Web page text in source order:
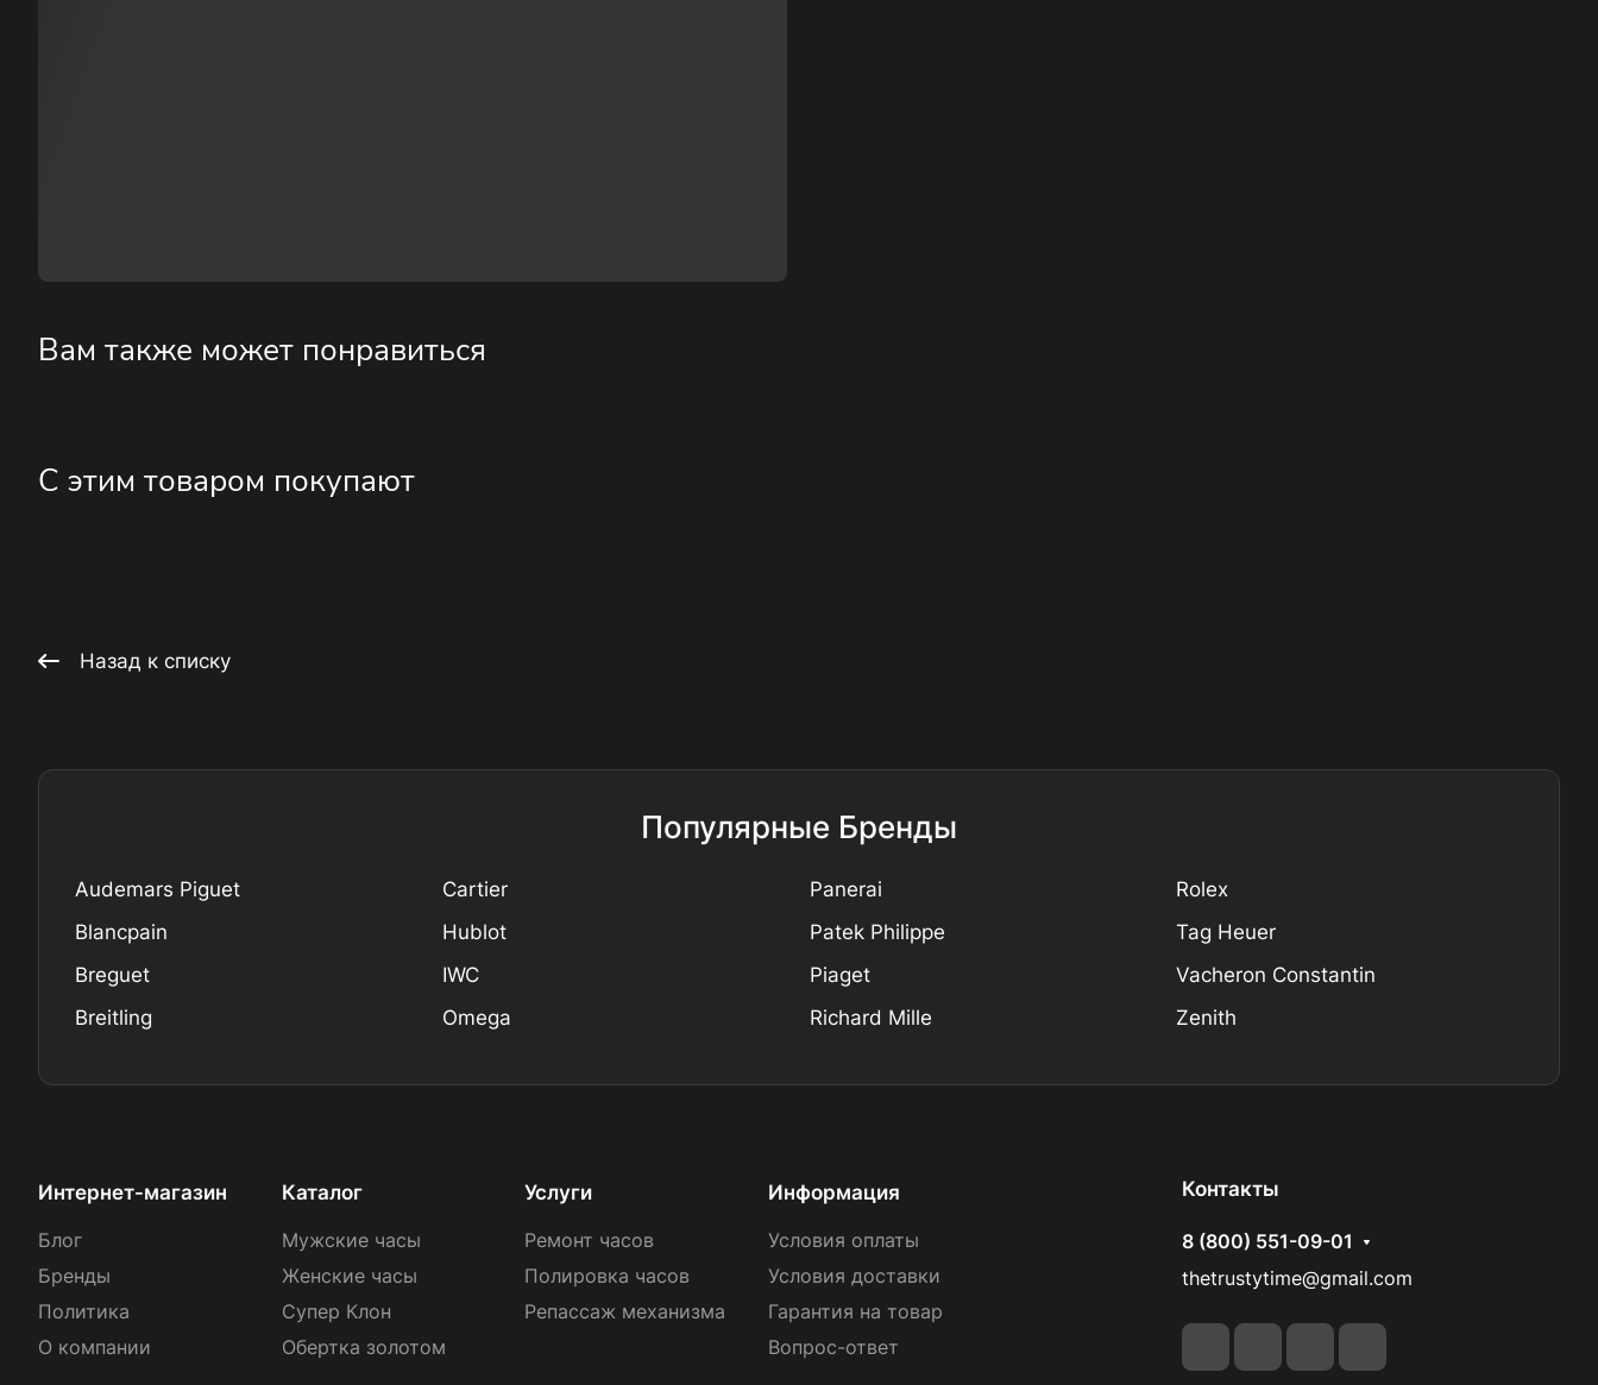
Вам также может понравиться
С этим товаром покупают
Назад к списку
Популярные Бренды
Audemars Piguet
Blancpain
Breguet
Breitling
Cartier
Hublot
IWC
Omega
Panerai
Patek Philippe
Piaget
Richard Mille
Rolex
Tag Heuer
Vacheron Constantin
Zenith
Интернет-магазин
Блог
Бренды
Политика
О компании
Каталог
Мужские часы
Женские часы
Супер Клон
Обертка золотом
Услуги
Ремонт часов
Полировка часов
Репассаж механизма
Информация
Условия оплаты
Условия доставки
Гарантия на товар
Вопрос-ответ
Контакты
8 (800) 551-09-01
thetrustytime@gmail.com